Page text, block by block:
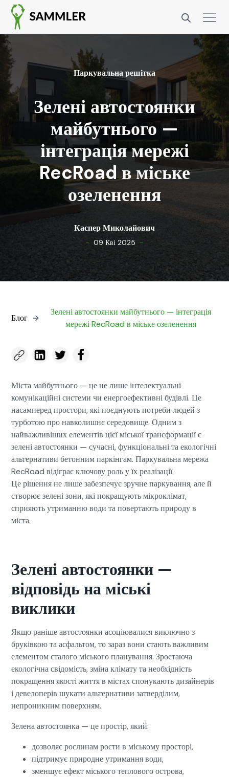
Паркувальна решітка
Зелені автостоянки
майбутнього —
інтеграція мережі
RecRoad в міське
озеленення
Каспер Миколайович
- 09 Кві 2025 -
Блог
Зелені автостоянки майбутнього — інтеграція
мережі RecRoad в міське озеленення
Міста майбутнього — це не лише інтелектуальні
комунікаційні системи чи енергоефективні будівлі. Це
насамперед простори, які поєднують потреби людей з
турботою про навколишнє середовище. Одним з
найважливіших елементів цієї міської трансформації є
зелені автостоянки — сучасні, функціональні та екологічні
альтернативи бетонним паркінгам. Паркувальна мережа
RecRoad відіграє ключову роль у їх реалізації.
Це рішення не лише забезпечує зручне паркування, але й
створює зелені зони, які покращують мікроклімат,
сприяють утриманню води та повертають природу в
міста.
Зелені автостоянки —
відповідь на міські
виклики
Якщо раніше автостоянки асоціювалися виключно з
бруківкою та асфальтом, то зараз вони стають важливим
елементом сталого міського планування. Зростаюча
екологічна свідомість, зміна клімату та необхідність
покращення якості життя в містах спонукають дизайнерів
і девелоперів шукати альтернативи затверділим,
непроникним поверхням.
Зелена автостоянка — це простір, який:
дозволяє рослинам рости в міському просторі,
підтримує природне утримання води,
зменшує ефект міського теплового острова,